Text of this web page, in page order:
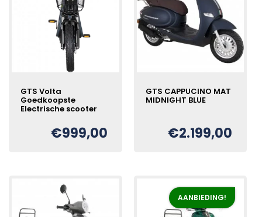
GTS Volta
Goedkoopste
Electrische scooter
€999,00
GTS CAPPUCINO MAT
MIDNIGHT BLUE
Oorspronkelijke
€2.199,00
Huidige
AANBIEDING!